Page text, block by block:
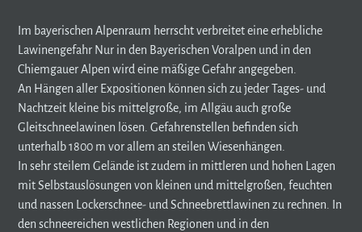
Im bayerischen Alpenraum herrscht verbreitet eine erhebliche
Lawinengefahr Nur in den Bayerischen Voralpen und in den
Chiemgauer Alpen wird eine mäßige Gefahr angegeben.
An Hängen aller Expositionen können sich zu jeder Tages- und
Nachtzeit kleine bis mittelgroße, im Allgäu auch große
Gleitschneelawinen lösen. Gefahrenstellen befinden sich
unterhalb 1800 m vor allem an steilen Wiesenhängen.
In sehr steilem Gelände ist zudem in mittleren und hohen Lagen
mit Selbstauslösungen von kleinen und mittelgroßen, feuchten
und nassen Lockerschnee- und Schneebrettlawinen zu rechnen. In
den schneereichen westlichen Regionen und in den